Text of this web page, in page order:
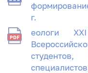
г.
еологи